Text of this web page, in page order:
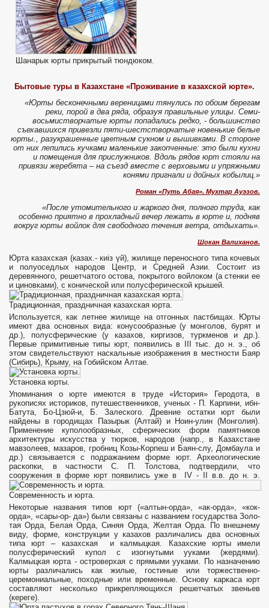
Шанарык юрты прикрытый тюндюком.
Бытовые туры в Казахстане «Проживание в казахской юрте».
«Юрты бесконечными вереницами тянулись по обоим берегам
реки, порой в два ряда, образуя правильные улицы. Семи-
восьмистворчатые юрты попадались редко, - большинство
съехавшихся привезли пяти-шестстворчатые новенькие белые
юрты., разукрашенные цветным сукном и вышивками. В стороне
от них лепились кучками маленькие закопченные: это были кухни
и помещения для прислужников. Вдоль рядов юрт стояли на
привязи жеребята – на съезд вместе с верховыми и упряжными
конями пригнали и дойных кобылиц.»
Роман «Путь Абая». Мухтар Ауэзов.
«После утомительного и жаркого дня, полного труда, как
особенно приятно в прохладный вечер лежать в юрте и, подняв
вокруг юрты войлок для свободного течения ветра, отдыхать».
Шокан Валиханов.
Юрта казахская (казах.- киіз үй), жилище переносного типа кочевых
и полуоседлых народов Центр, и Средней Азии. Состоит из
деревянного, решетчатого остова, покрытого войлоком (а стенки ее
и циновками), с конической или полусферической крышей.
Традиционная, праздничная казахская юрта.
Используется, как летнее жи­лище на отгонных пастбищах. Юрты
име­ют два основных вида: конусообразные (у монголов, бурят и
др.), полусферичес­кие (у казахов, киргизов, туркменов и др.).
Первые примитивные типы юрт, появились в III тыс. до н. э., об
этом свидетельствуют наскальные изобра­жения в местности Баяр
(Сибирь), Крыму, на Гобийском Алтае.
Установка юрты.
Упомина­ния о юрте имеются в труде «История» Геродота, в
рукописях историков, пу­тешественников, ученых - П. Карпини, ибн-
Батута, Бо-Цзюй-и, Б. Залеского. Древние остатки юрт были
найдены в городищах Пазырык (Алтай) и Ноин-улин (Монголия).
Применение куполообразных, сферических форм памятников
архитектуры искусства у тюрков, народов (напр., в Казахстане
мавзолеев, мазаров, гроб­ниц Козы-Корпеш и Баян-слу, Домбаула и
др.) связывается с подража­нием форме юрт. Археологические
раскоп­ки, в частности С. П. Толстова, под­твердили, что
сооружения в форме юрт появились уже в IV - II в.в. до н. э.
Современность и юрта.
Некоторые названия типов юрт («алтын-орда», «ак-орда», «кок-
орда», «сары-ор- да») были связаны с названием государства Золо­
тая Орда, Белая Орда, Синяя Орда, Желтая Орда. По внешнему
виду, форме, конструкции у казахов раз­личались два основных
типа юрт – казахская и кал­мыцкая. Казахские юрты имели
полусферический купол с изогнутыми ууками (жердями).
Калмыцкая юрта - островер­хая с прямыми ууками. По назначе­нию
юрты различались как жилые, гос­тиные или торжественно-
церемониальные, походные или временные. Осно­ву каркаса юрт
составляют несколько при­крепляющихся решетчатых звеньев
(кереге).